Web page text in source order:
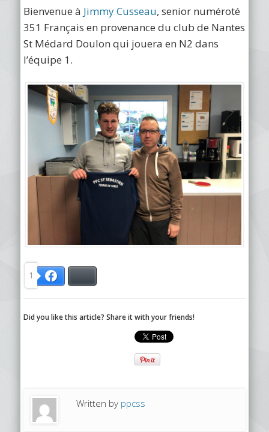
Bienvenue à Jimmy Cusseau, senior numéroté
351 Français en provenance du club de Nantes
St Médard Doulon qui jouera en N2 dans
l’équipe 1.
1
Did you like this article? Share it with your friends!
Written by ppcss